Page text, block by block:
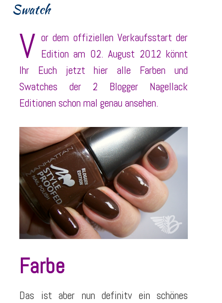
Swatch
V or dem offiziellen Verkaufsstart der
Edition am 02. August 2012 könnt
Ihr Euch jetzt hier alle Farben und
Swatches der 2 Blogger Nagellack
Editionen schon mal genau ansehen.
Farbe
Das ist aber nun definitv ein schönes